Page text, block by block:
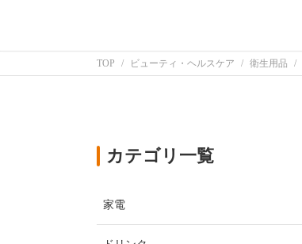
TOP ビューティ・ヘルスケア 衛生用品
カテゴリ一覧
家電